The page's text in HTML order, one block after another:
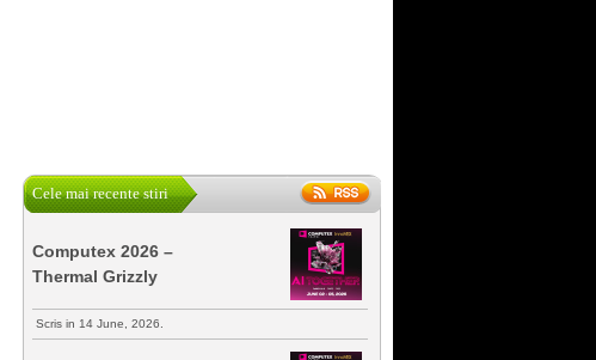
Cele mai recente stiri
Computex 2026 –
Thermal Grizzly
Scris in 14 June, 2026.